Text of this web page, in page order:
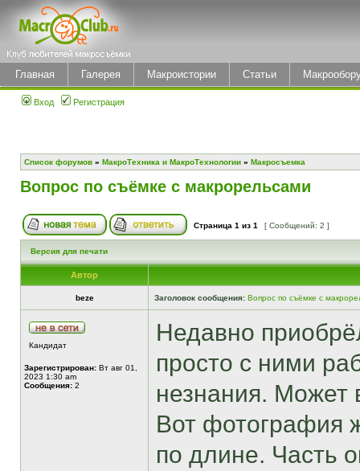
Главная Галерея Макроистории Статьи
Вход Регистрация
Список форумов » МакроТехника и МакроТехнологии » Макросъемка
Вопрос по съёмке с макрорельсами
Страница 1 из 1 [ Сообщений: 2 ]
Версия для печати
Автор
beze Заголовок сообщения: Вопрос по съёмке с
Кандидат
Зарегистрирован: Вт авг 01,
2023 1:30 am
Сообщения: 2
Недавно
просто с ними
незнания. Может
Вот фотография
по длине. Часть